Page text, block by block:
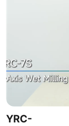
YRC-